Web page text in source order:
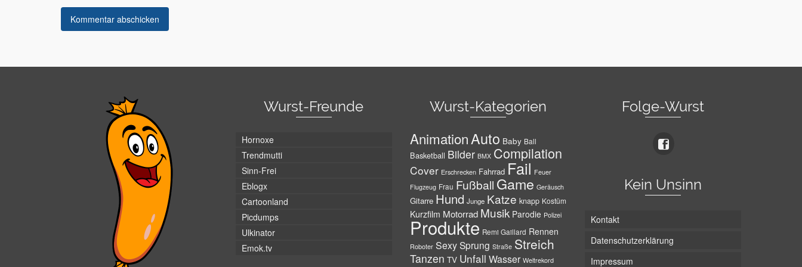
Wurst-Freunde
Hornoxe
Trendmutti
Sinn-Frei
Eblogx
Cartoonland
Picdumps
Ulkinator
Emok.tv
Wurst-Kategorien
AnimationAuto Baby Ball
Basketball Bilder BMX Compilation
Cover Erschrecken Fahrrad Fail Feuer
Flugzeug Frau Fußball Game Geräusch
Gitarre Hund Junge Katze knapp Kostüm
Kurzfilm Motorrad Musik Parodie Polizei
Produkte Remi Gaillard Rennen
Roboter SexySprung Straße Streich
Tanzen TV Unfall Wasser Weltrekord
Folge-Wurst
Kein Unsinn
Kontakt
Datenschutzerklärung
Impressum